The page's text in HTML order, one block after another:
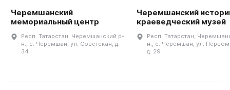
Черемшанский
мемориальный центр
Респ. Татарстан, Черемшанский р-
н., с. Черемшан, ул. Советская, д.
34
Черемшанский
краеведческий музей
Респ. Татарстан,
н., с. Черемшан, ул.
д. 29